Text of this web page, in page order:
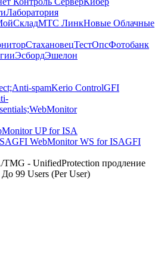
Лаборатория
МТС ЛинкНовые Облачные
СтахановецТестОпсФотобанк
ЭсбордЭшелон
spamKerio ControlGFI
UP for ISA
GFI WebMonitor WS for ISAGFI
- UnifiedProtection продление
99 Users (Per User)